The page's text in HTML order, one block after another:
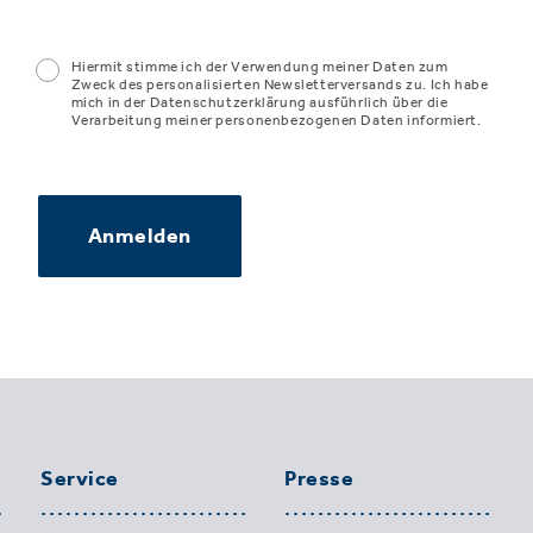
Hiermit stimme ich der Verwendung meiner Daten zum
Zweck des personalisierten Newsletterversands zu. Ich habe
mich in der Datenschutzerklärung ausführlich über die
Verarbeitung meiner personenbezogenen Daten informiert.
Anmelden
Service Presse